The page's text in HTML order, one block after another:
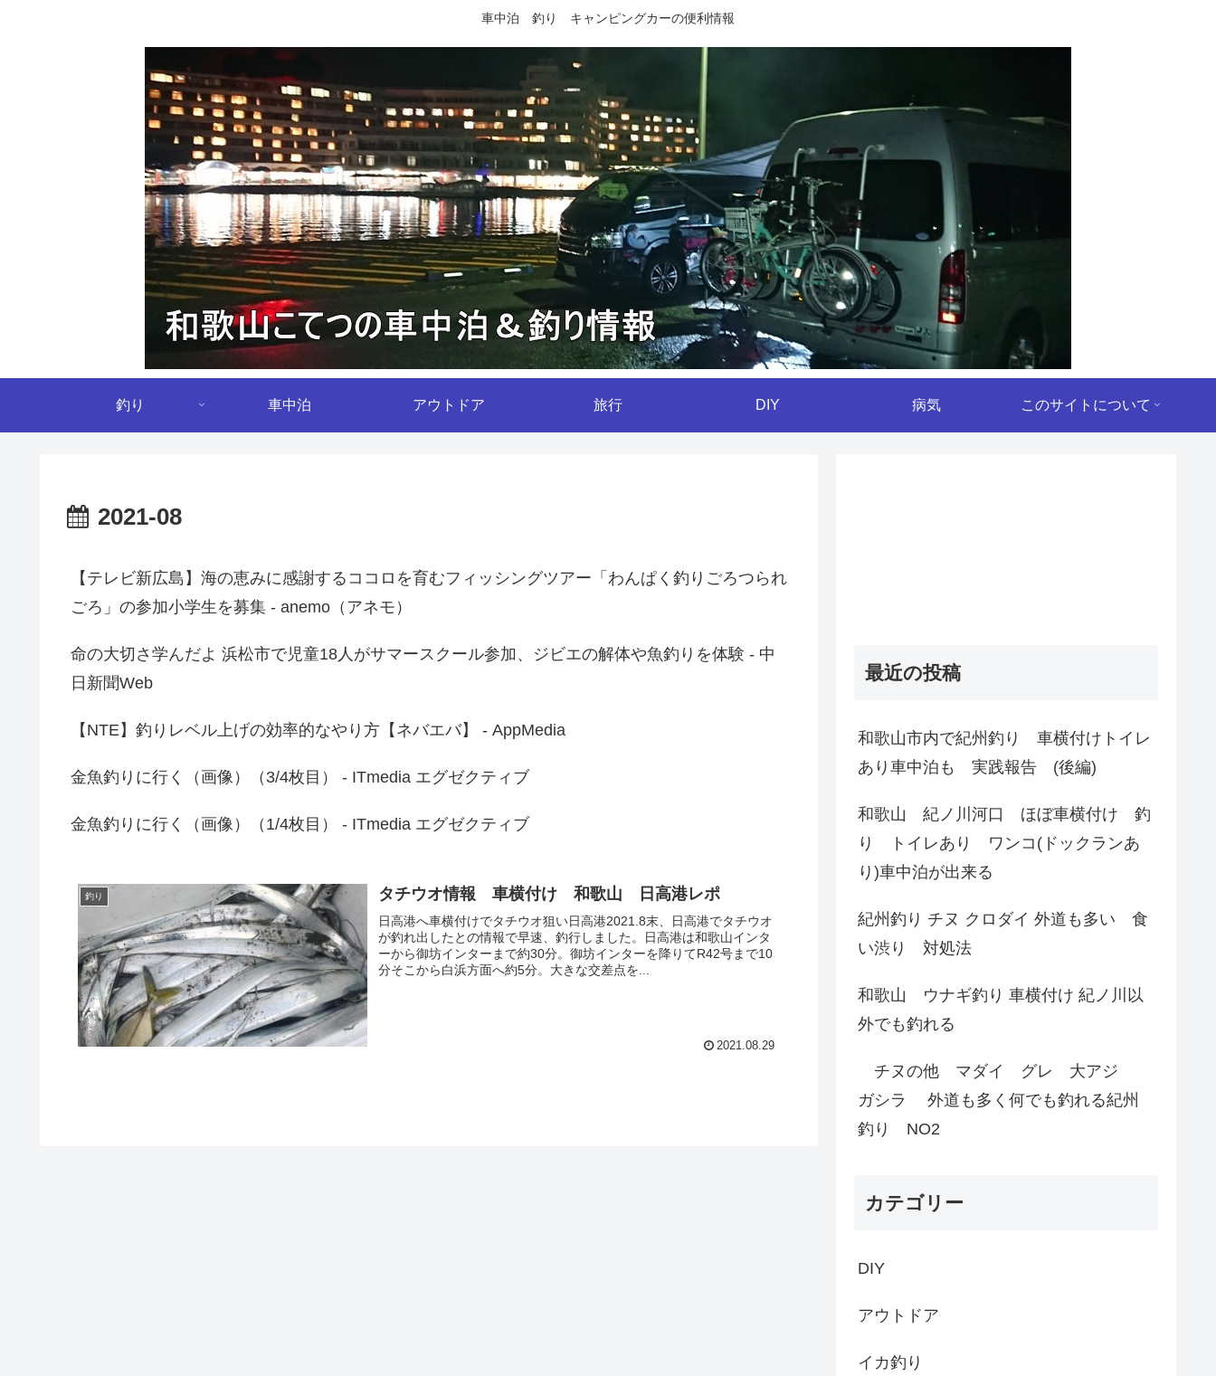
車中泊 釣り キャンピングカーの便利情報
釣り 車中泊 アウトドア 旅行 DIY 病気 このサイトについて
2021-08
【テレビ新広島】海の恵みに感謝するココロを育むフィッシングツアー「わんぱく釣りごろつられ
ごろ」の参加小学生を募集 - anemo（アネモ）
命の大切さ学んだよ 浜松市で児童18人がサマースクール参加、ジビエの解体や魚釣りを体験 - 中
日新聞Web
【NTE】釣りレベル上げの効率的なやり方【ネバエバ】 - AppMedia
金魚釣りに行く（画像）（3/4枚目） - ITmedia エグゼクティブ
金魚釣りに行く（画像）（1/4枚目） - ITmedia エグゼクティブ
釣り タチウオ情報 車横付け 和歌山 日高港レポ
日高港へ車横付けでタチウオ狙い日高港2021.8末、日高港でタチウオ
が釣れ出したとの情報で早速、釣行しました。日高港は和歌山インタ
ーから御坊インターまで約30分。御坊インターを降りてR42号まで10
分そこから白浜方面へ約5分。大きな交差点を...
2021.08.29
最近の投稿
和歌山市内で紀州釣り 車横付けトイレ
あり車中泊も 実践報告 (後編)
和歌山 紀ノ川河口 ほぼ車横付け 釣
り トイレあり ワンコ(ドックランあ
り)車中泊が出来る
紀州釣り チヌ クロダイ 外道も多い 食
い渋り 対処法
和歌山 ウナギ釣り 車横付け 紀ノ川以
外でも釣れる
チヌの他 マダイ グレ 大アジ
ガシラ 外道も多く何でも釣れる紀州
釣り NO2
カテゴリー
DIY
アウトドア
イカ釣り